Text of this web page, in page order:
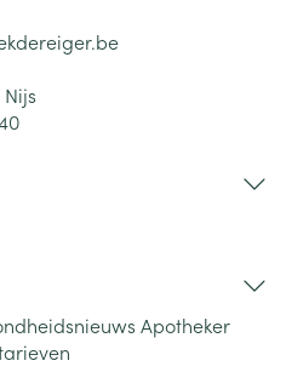
Apotheker